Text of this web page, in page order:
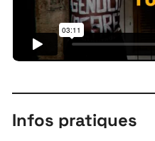
Infos pratiques